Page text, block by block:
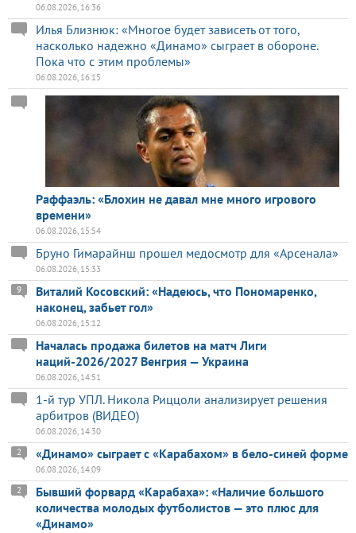
06.08.2026, 16:36
Илья Близнюк: «Многое будет зависеть от того,
насколько надежно «Динамо» сыграет в обороне.
Пока что с этим проблемы»
06.08.2026, 16:15
Раффаэль: «Блохин не давал мне много игрового
времени»
06.08.2026, 15:54
Бруно Гимарайнш прошел медосмотр для «Арсенала»
06.08.2026, 15:33
Виталий Косовский: «Надеюсь, что Пономаренко,
наконец, забьет гол»
9
06.08.2026, 15:12
Началась продажа билетов на матч Лиги
наций-2026/2027 Венгрия — Украина
06.08.2026, 14:51
1-й тур УПЛ. Никола Риццоли анализирует решения
арбитров (ВИДЕО)
06.08.2026, 14:30
«Динамо» сыграет с «Карабахом» в бело-синей форме
2
06.08.2026, 14:09
Бывший форвард «Карабаха»: «Наличие большого
количества молодых футболистов — это плюс для
«Динамо»
2